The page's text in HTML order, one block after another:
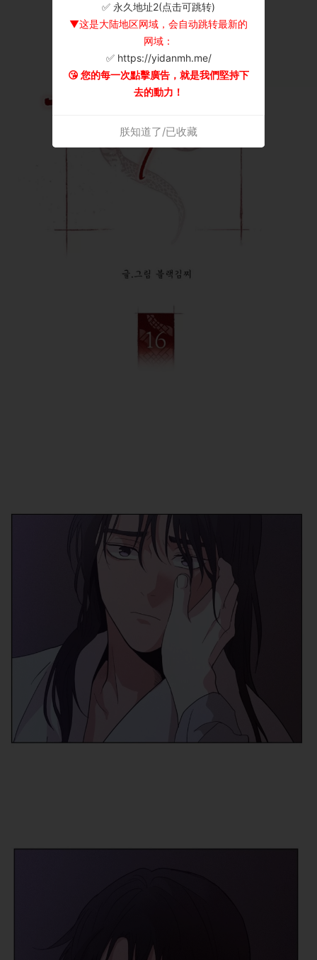
✅ 永久地址2(点击可跳转)
▼这是大陆地区网域，会自动跳转最新的
网域：
✅ https://yidanmh.me/
😘 您的每一次點擊廣告，就是我們堅持下
去的動力！
朕知道了/已收藏